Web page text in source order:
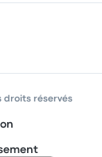
droits réservés